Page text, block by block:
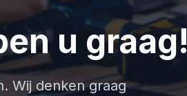
u graag!
Wij denken graag